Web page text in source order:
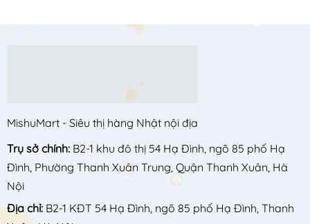
MishuMart - Siêu thị hàng Nhật nội địa
Trụ sở chính:B2-1 khu đô thị 54 Hạ Đình, ngõ 85 phố Hạ
Đình, Phường Thanh Xuân Trung, Quận Thanh Xuân, Hà
Nội
Địa chỉ:
Xuân, Hà Nội,